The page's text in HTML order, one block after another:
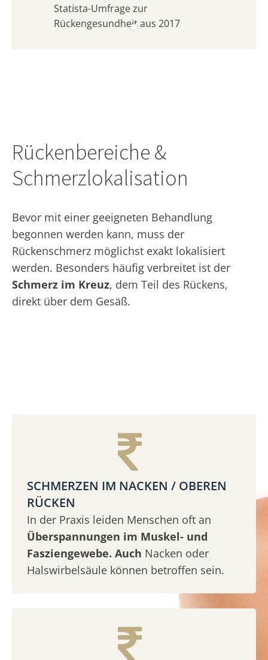
Statista-Umfrage zur
Rückengesundheit aus 2017
Rückenbereiche &
Schmerzlokalisation
Bevor mit einer geeigneten Behandlung
begonnen werden kann, muss der
Rückenschmerz möglichst exakt lokalisiert
werden. Besonders häufig verbreitet ist der
Schmerz im Kreuz, dem Teil des Rückens,
direkt über dem Gesäß.
SCHMERZEN IM NACKEN / OBEREN
RÜCKEN
In der Praxis leiden Menschen oft an
Überspannungen im Muskel- und
Fasziengewebe. Auch Nacken oder
Halswirbelsäule können betroffen sein.